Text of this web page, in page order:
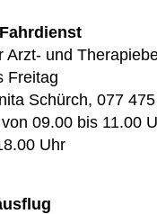
Arzt- und
Freitag
Schürch, 077
09.00 bis 11.00
Uhr